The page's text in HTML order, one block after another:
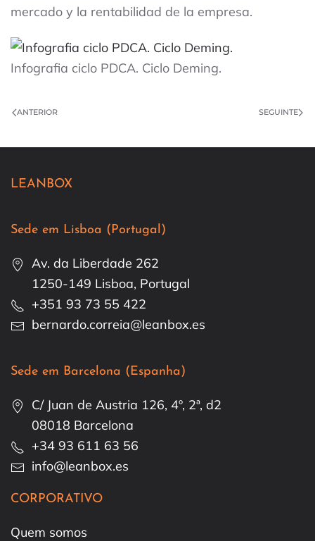
mercado y la rentabilidad de la empresa.
Infografia ciclo PDCA. Ciclo Deming.
ANTERIOR SEGUINTE
LEANBOX
Sede em Lisboa (Portugal)
Av. da Liberdade 262
1250-149 Lisboa, Portugal
+351 93 73 55 422
bernardo.correia@leanbox.es
Sede em Barcelona (Espanha)
C/ Juan de Austria 126, 4º, 2ª, d2
08018 Barcelona
+34 93 611 63 56
info@leanbox.es
CORPORATIVO
Quem somos